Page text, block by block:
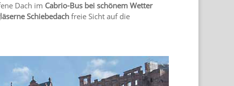
Dach im Cabrio-Bus bei schönem Wetter
Schiebedachfreie Sicht auf die